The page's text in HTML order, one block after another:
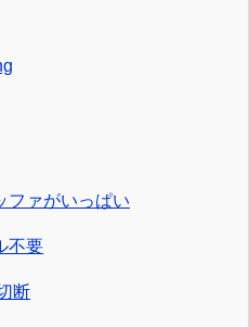
ファがいっぱい
不要
断